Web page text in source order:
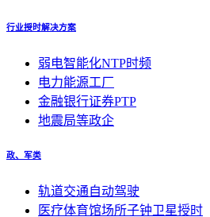
行业授时解决方案
弱电智能化NTP时频
电力能源工厂
金融银行证券PTP
地震局等政企
政、军类
轨道交通自动驾驶
医疗体育馆场所子钟卫星授时